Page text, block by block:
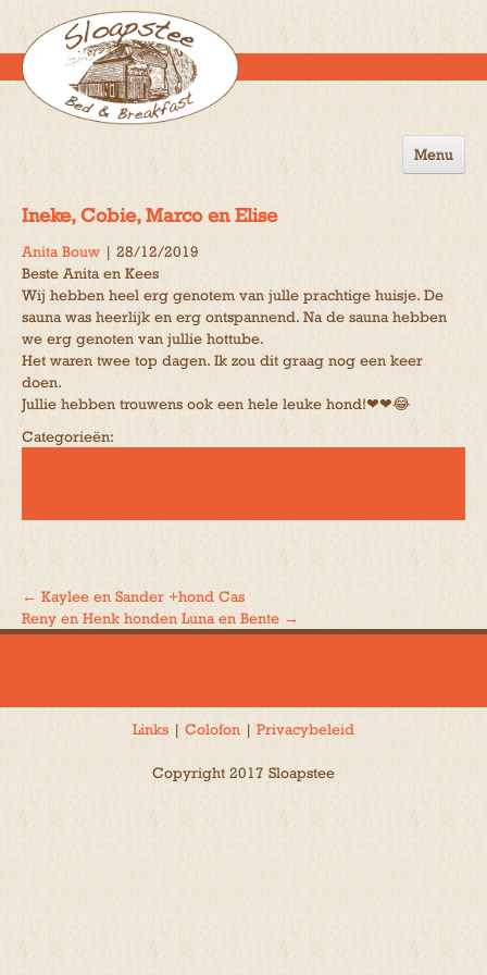
Menu
Activiteiten
Gastenboek
Reserveren
Ineke, Cobie, Marco en Elise
Anita Bouw | 28/12/2019
Beste Anita en Kees
Wij hebben heel erg genotem van julle prachtige huisje. De
sauna was heerlijk en erg ontspannend. Na de sauna hebben
we erg genoten van jullie hottube.
Het waren twee top dagen. Ik zou dit graag nog een keer
doen.
Jullie hebben trouwens ook een hele leuke hond!❤❤😂
Categorieën:
Bericht
← Kaylee en Sander +hond Cas
Reny en Henk honden Luna en Bente →
Links | Colofon | Privacybeleid
Copyright 2017 Sloapstee